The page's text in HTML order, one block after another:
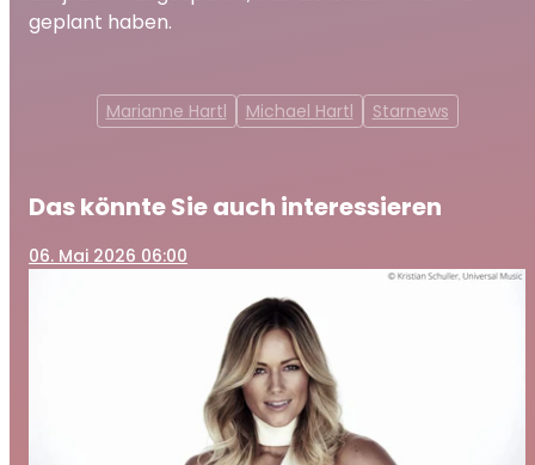
geplant haben.
Marianne Hartl Michael Hartl Starnews
Das könnte Sie auch interessieren
06. Mai 2026 06:00